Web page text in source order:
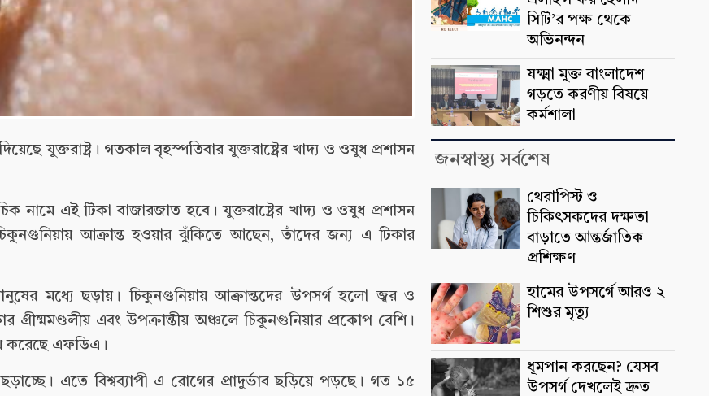
যুক্তরাষ্ট্র। গতকাল বৃহস্পতিবার যুক্তরাষ্ট্রের খাদ্য ও ওষুধ প্রশাসন
নামে এই টিকা বাজারজাত হবে। যুক্তরাষ্ট্রের খাদ্য ও ওষুধ প্রশাসন
আক্রান্ত হওয়ার ঝুঁকিতে আছেন, তাঁদের জন্য এ টিকার
মধ্যে ছড়ায়। চিকুনগুনিয়ায় আক্রান্তদের উপসর্গ হলো জ্বর ও
গ্রীষ্মমণ্ডলীয় এবং উপক্রান্তীয় অঞ্চলে চিকুনগুনিয়ার প্রকোপ বেশি।
করেছে এফডিএ।
এতে বিশ্বব্যাপী এ রোগের প্রাদুর্ভাব ছড়িয়ে পড়ছে। গত ১৫
সিটি’র পক্ষ থেকে
অভিনন্দন
যক্ষ্মা মুক্ত বাংলাদেশ
গড়তে করণীয় বিষয়ে
কর্মশালা
জনস্বাস্থ্য সর্বশেষ
থেরাপিস্ট ও
চিকিৎসকদের দক্ষতা
বাড়াতে আন্তর্জাতিক
প্রশিক্ষণ
হামের উপসর্গে আরও ২
শিশুর মৃত্যু
ধূমপান করছেন? যেসব
উপসর্গ দেখলেই দ্রুত